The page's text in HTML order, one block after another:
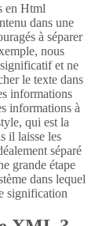
en Html
dans une
à séparer
nous
et ne
le texte dans
informations
informations à
qui est la
il laisse les
séparé
grande étape
dans lequel
signification